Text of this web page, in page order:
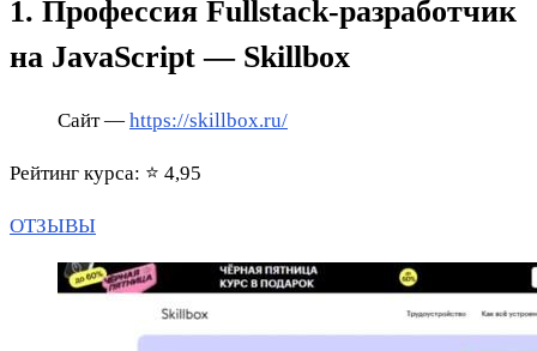
1. Профессия Fullstack-разработчик
на JavaScript — Skillbox
Сайт — https://skillbox.ru/
Рейтинг курса: ⭐ 4,95
ОТЗЫВЫ